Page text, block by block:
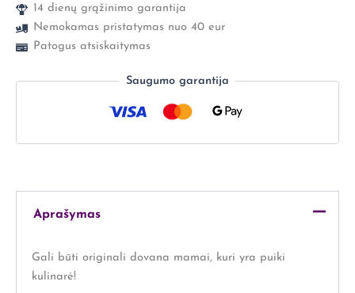
14 dienų grąžinimo garantija
Nemokamas pristatymas nuo 40 eur
Patogus atsiskaitymas
Saugumo garantija
Aprašymas
Gali būti originali dovana mamai, kuri yra puiki
kulinarė!